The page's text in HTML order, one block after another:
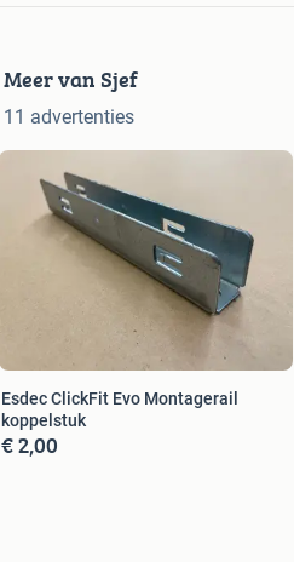
Meer van Sjef
11 advertenties
Esdec ClickFit Evo Montagerail
koppelstuk
€ 2,00